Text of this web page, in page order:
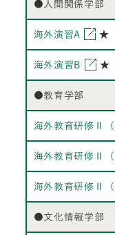
●人間関係学部
海外演習A ★
海外演習B ★
●教育学部
海外教育研修Ⅱ（
海外教育研修Ⅱ（
海外教育研修Ⅱ（
●文化情報学部